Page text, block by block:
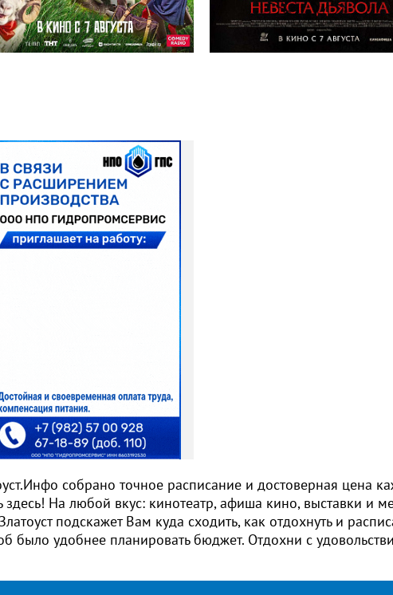
собрано точное расписание и достоверная цена
здесь! На любой вкус: кинотеатр, афиша кино, выставки и
подскажет Вам куда сходить, как отдохнуть и
было удобнее планировать бюджет. Отдохни с